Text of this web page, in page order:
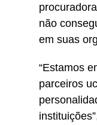
não
em suas
“Estamos
parceiros